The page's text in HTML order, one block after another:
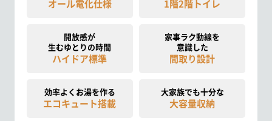
オール電化仕様 1階2階トイレ
開放感が
生むゆとりの時間
ハイドア標準
家事ラク動線を
意識した
間取り設計
効率よくお湯を作る
エコキュート搭載
大家族でも十分な
大容量収納